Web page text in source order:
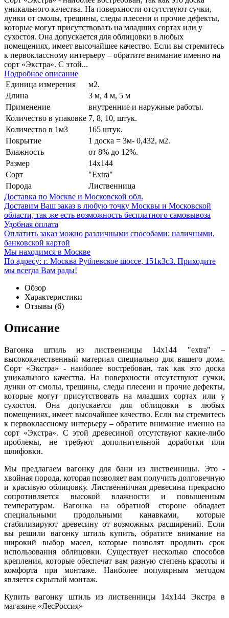
уникального качества. На поверхности отсутствуют сучки,
лунки от смолы, трещины, следы плесени и прочие дефекты,
которые могут присутствовать на младших сортах или у
сухостоя. Она допускается для облицовки в любых
помещениях, имеет высочайшее качество. Если вы стремитесь
к первоклассному интерьеру – обратите внимание именно на
сорт «Экстра». С этой...
Подробное описание
Единица измерения
м2.
Длина
3 м, 4 м, 5 м
Применение
внутренние и наружные работы.
Количество в упаковке 7, 8, 10, штук.
Количество в 1м3
165 штук.
Покрытие
1 доска = 3м- 0,432, м2.
Влажность
от 8% до 12%.
Размер
14х144
Сорт
"Extra"
Порода
Лиственница
Доставка по Москве и Московской обл.
Доставим Ваш заказ в любую точку Москвы и Московской
области, так же есть возможность бесплатного самовывоза
Удобная оплата
Оплатить заказ можно различными способами: наличными,
банковской картой
Мы находимся в Москве
По адресу: г. Москва Рублевское шоссе, 151к3с3. Приходите
мы всегда Вам рады!
Обзор
Характеристики
Отзывы (6)
Описание
Вагонка штиль из лиственницы 14х144 "extra" –
высококачественный материал специально для вашего дома.
Сорт «Экстра» - наиболее востребован, так как это доска
уникального качества. На поверхности отсутствуют сучки,
лунки от смолы, трещины, следы плесени и прочие дефекты,
которые могут присутствовать на младших сортах или у
сухостоя. Она допускается для облицовки в любых
помещениях, имеет высочайшее качество. Если вы стремитесь
к первоклассному интерьеру – обратите внимание именно на
сорт «Экстра». С этой древесиной отсутствуют какие-либо
проблемы, не требуют дополнительной доработки или
шлифовки.
Мы предлагаем вагонку для бани из лиственницы. Это -
хвойная порода, которая позволяет вам получить долговечную
и красивую облицовку. Лиственничная древесина прекрасно
сопротивляется высокой влажности и повышенным
температурам. Вагонка на обратной стороне обладает
специальными продольными канавками, которые
стабилизируют древесину от возможных расширений. Если
вы решили вагонку штиль купить, обратите внимание на
широкий выбор масел, которые позволят продлить срок
использования облицовки. Существует несколько способов
крепления, которые обеспечат вам разную степень красоты и
комфорта при монтаже. Наиболее популярным методом
является скрытый монтаж.
Купить вагонку штиль из лиственницы 14х144 Экстра в
магазине «ЛесРоссия»